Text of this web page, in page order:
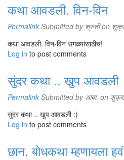
कथा आवडली. विन-विन
Permalink Submitted by श्रुतीon
कथा आवडली. विन-विन सगळ्यांसाठीच!
Log in to post comments
सुंदर कथा .. खुप आवडली
Permalink Submitted by आबा. on
सुंदर कथा .. खुप आवडली :)
Log in to post comments
छान. बोधकथा म्हणायला हवं